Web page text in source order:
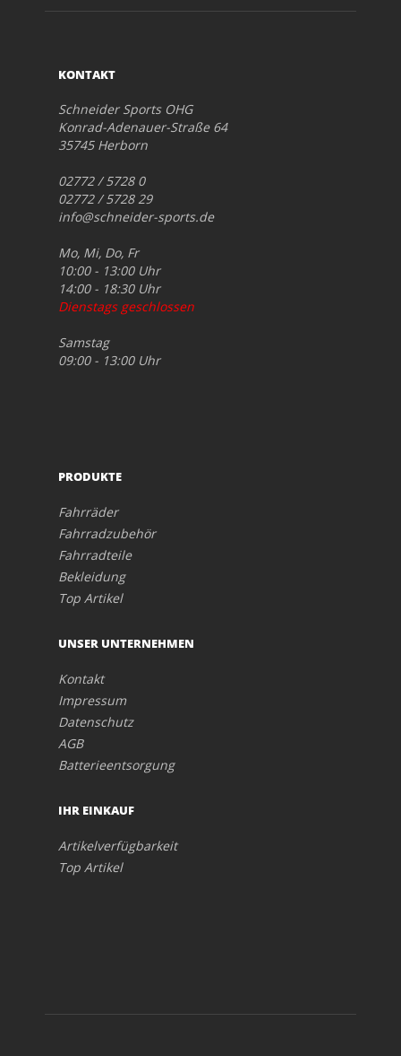
KONTAKT
Schneider Sports OHG
Konrad-Adenauer-Straße 64
35745 Herborn
02772 / 5728 0
02772 / 5728 29
info@schneider-sports.de
Mo, Mi, Do, Fr
10:00 - 13:00 Uhr
14:00 - 18:30 Uhr
Dienstags geschlossen
Samstag
09:00 - 13:00 Uhr
PRODUKTE
Fahrräder
Fahrradzubehör
Fahrradteile
Bekleidung
Top Artikel
UNSER UNTERNEHMEN
Kontakt
Impressum
Datenschutz
AGB
Batterieentsorgung
IHR EINKAUF
Artikelverfügbarkeit
Top Artikel